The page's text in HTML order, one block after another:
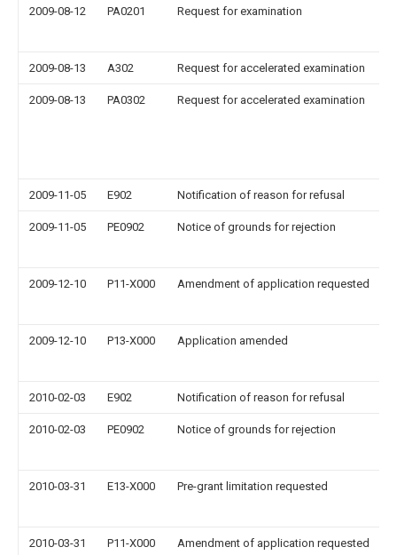
2009-08-12 PA0201 Request for examination
2009-08-13 A302 Request for accelerated examination
2009-08-13 PA0302 Request for accelerated examination
2009-11-05 E902 Notification of reason for refusal
2009-11-05 PE0902 Notice of grounds for rejection
2009-12-10 P11-X000 Amendment of application requested
2009-12-10 P13-X000 Application amended
2010-02-03 E902 Notification of reason for refusal
2010-02-03 PE0902 Notice of grounds for rejection
2010-03-31 E13-X000 Pre-grant limitation requested
2010-03-31 P11-X000 Amendment of application requested